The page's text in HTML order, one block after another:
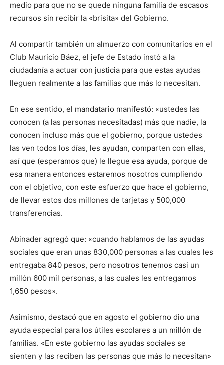
medio para que no se quede ninguna familia de escasos
recursos sin recibir la «brisita» del Gobierno.
Al compartir también un almuerzo con comunitarios en el
Club Mauricio Báez, el jefe de Estado instó a la
ciudadanía a actuar con justicia para que estas ayudas
lleguen realmente a las familias que más lo necesitan.
En ese sentido, el mandatario manifestó: «ustedes las
conocen (a las personas necesitadas) más que nadie, la
conocen incluso más que el gobierno, porque ustedes
las ven todos los días, les ayudan, comparten con ellas,
así que (esperamos que) le llegue esa ayuda, porque de
esa manera entonces estaremos nosotros cumpliendo
con el objetivo, con este esfuerzo que hace el gobierno,
de llevar estos dos millones de tarjetas y 500,000
transferencias.
Abinader agregó que: «cuando hablamos de las ayudas
sociales que eran unas 830,000 personas a las cuales les
entregaba 840 pesos, pero nosotros tenemos casi un
millón 600 mil personas, a las cuales les entregamos
1,650 pesos».
Asimismo, destacó que en agosto el gobierno dio una
ayuda especial para los útiles escolares a un millón de
familias. «En este gobierno las ayudas sociales se
sienten y las reciben las personas que más lo necesitan»